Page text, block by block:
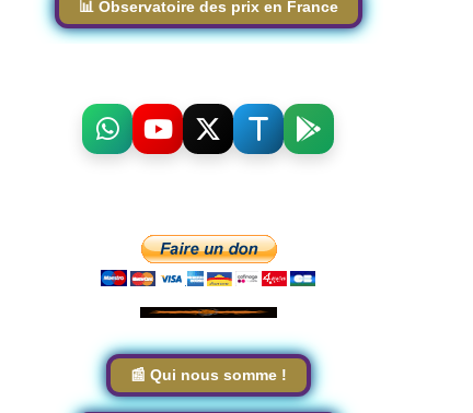
📊 Observatoire des prix en France
📰 Qui nous somme !